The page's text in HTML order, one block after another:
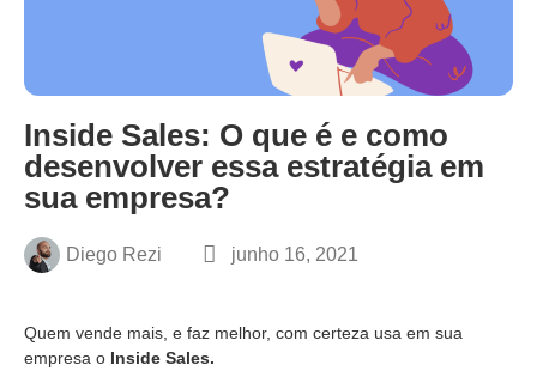
Inside Sales: O que é e como
desenvolver essa estratégia em
sua empresa?
Diego Rezi junho 16, 2021
Quem vende mais, e faz melhor, com certeza usa em sua
empresa o Inside Sales.